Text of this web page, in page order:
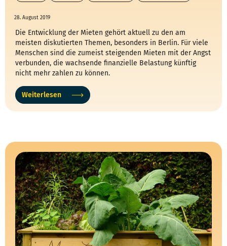
28. August 2019
Die Entwicklung der Mieten gehört aktuell zu den am
meisten diskutierten Themen, besonders in Berlin. Für viele
Menschen sind die zumeist steigenden Mieten mit der Angst
verbunden, die wachsende finanzielle Belastung künftig
nicht mehr zahlen zu können.
Weiterlesen